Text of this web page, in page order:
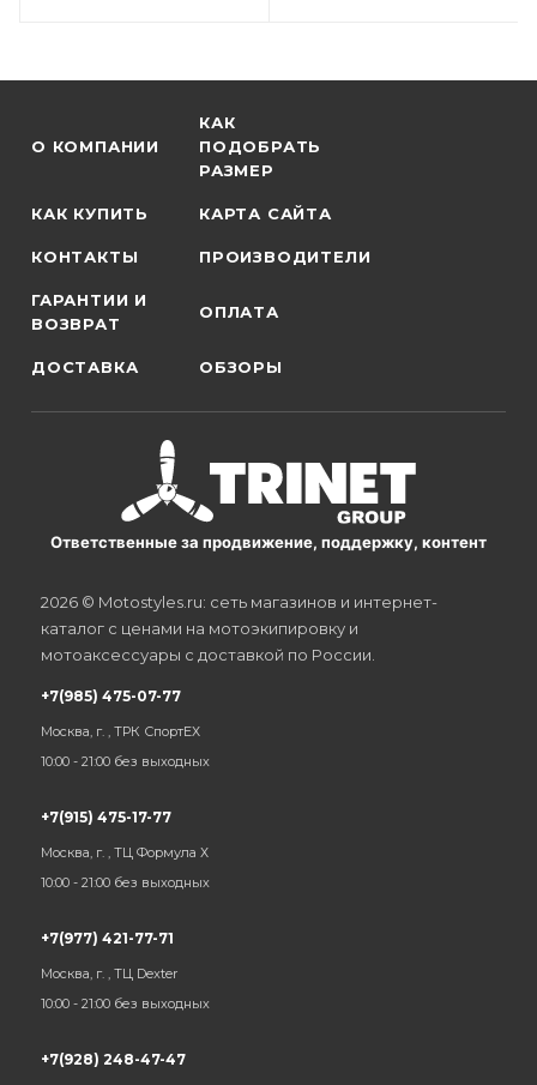
О КОМПАНИИ
КАК
ПОДОБРАТЬ
РАЗМЕР
КАК КУПИТЬ КАРТА САЙТА
КОНТАКТЫ ПРОИЗВОДИТЕЛИ
ГАРАНТИИ И
ВОЗВРАТ
ОПЛАТА
ДОСТАВКА ОБЗОРЫ
Ответственные за продвижение, поддержку, контент
2026 © Motostyles.ru: сеть магазинов и интернет-
каталог с ценами на мотоэкипировку и
мотоаксессуары с доставкой по России.
+7(985) 475-07-77
Москва, г. , ТРК СпортЕХ
10:00 - 21:00 без выходных
+7(915) 475-17-77
Москва, г. , ТЦ Формула Х
10:00 - 21:00 без выходных
+7(977) 421-77-71
Москва, г. , ТЦ Dexter
10:00 - 21:00 без выходных
+7(928) 248-47-47